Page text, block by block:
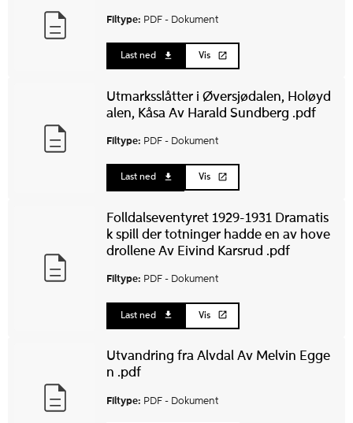
Filtype: PDF - Dokument
Last ned Vis
Utmarksslåtter i Øversjødalen, Holøyd
alen, Kåsa Av Harald Sundberg .pdf
Filtype: PDF - Dokument
Last ned Vis
Folldalseventyret 1929-1931 Dramatis
k spill der totninger hadde en av hove
drollene Av Eivind Karsrud .pdf
Filtype: PDF - Dokument
Last ned Vis
Utvandring fra Alvdal Av Melvin Egge
n .pdf
Filtype: PDF - Dokument